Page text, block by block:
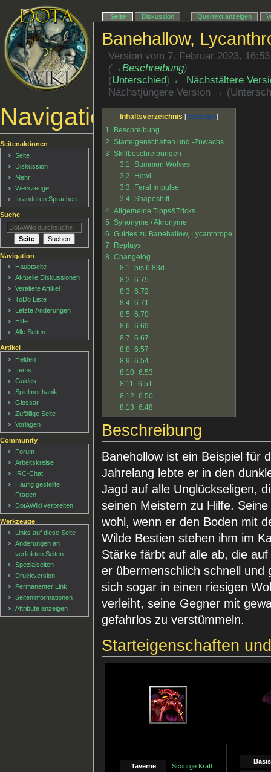
Banehallow,
Version vom 7. Februar 2023,
(→‎Beschreibung)
(Unterschied) ← Nächstältere
Nächstjüngere Version →
Inhaltsverzeichnis
1
Beschreibung
2 Starteigenschaften und -Zuwachs
3 Skillbeschreibungen
3.1
Summon Wolves
3.2
Howl
3.3
Feral Impulse
3.4 Shapeshift
4 Allgemeine Tipps&Tricks
5 Synonyme / Akronyme
6 Guides zu Banehallow, Lycanthrope
7
Replays
8 Changelog
8.1
bis 6.83d
8.2 6.75
8.3 6.72
8.4 6.71
8.5 6.70
8.6 6.69
8.7 6.67
8.8 6.57
8.9 6.54
8.10 6.53
8.11 6.51
8.12 6.50
8.13 6.48
Beschreibung
Banehollow ist ein Beispiel für
Jahrelang lebte er in den
Jagd auf alle Unglückseligen,
seinen Meistern zu Hilfe.
wohl, wenn er den Boden mit
Wilde Bestien stehen ihm im
Stärke färbt auf alle ab, die
er übermenschlich schnell
sich sogar in einen riesigen
verleiht, seine Gegner mit
gefahrlos zu verstümmeln.
Starteigenschaften
Taverne Scourge Kraft
Navigationsmenü
Seite Diskussion Quelltext anzeigen
Seitenaktionen
Seite
Diskussion
Mehr
Werkzeuge
In anderen Sprachen
Suche
Navigation
Hauptseite
Aktuelle Diskussionen
Veraltete Artikel
ToDo Liste
Letzte Änderungen
Hilfe
Alle Seiten
Artikel
Helden
Items
Guides
Spielmechanik
Glossar
Zufällige Seite
Vorlagen
Community
Forum
Arbeitskreise
IRC-Chat
Häufig gestellte
Fragen
DotAWiki verbreiten
Werkzeuge
Links auf diese Seite
Änderungen an
verlinkten Seiten
Spezialseiten
Druckversion
Permanenter Link
Seiten­informationen
Attribute anzeigen